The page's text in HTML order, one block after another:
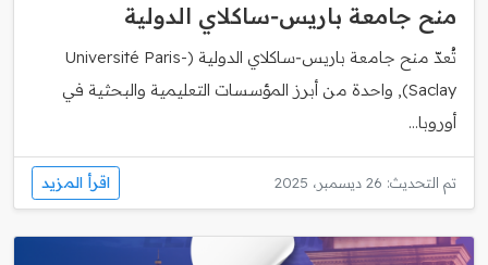
منح جامعة باريس‑ساكلاي الدولية
تُعدّ منح جامعة باريس‑ساكلاي الدولية (Université Paris-
Saclay), واحدة من أبرز المؤسسات التعليمية والبحثية في
أوروبا...
تم التحديث: 26 ديسمبر، 2025 اقرأ المزيد